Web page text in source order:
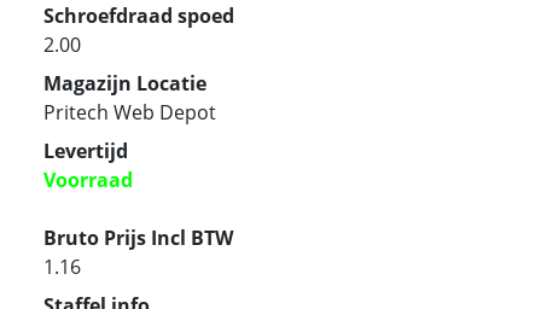
Schroefdraad spoed
2.00
Magazijn Locatie
Pritech Web Depot
Levertijd
Voorraad
Bruto Prijs Incl BTW
1.16